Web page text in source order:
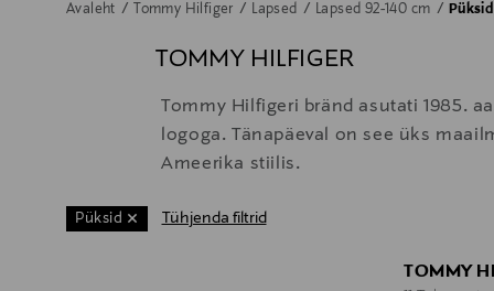
Avaleht Tommy Hilfiger Lapsed Lapsed 92-140 cm Püksid
TOMMY HILFIGER
Tommy Hilfigeri bränd asutati 1985.
logoga. Tänapäeval on see üks
Ameerika stiilis.
Püksid Tühjenda filtrid
TOMMY